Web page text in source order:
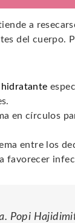
a
del cuerpo.
hidratante
en círculos
entre los
favorecer
Popi